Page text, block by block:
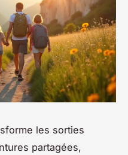
les sorties
partagées,